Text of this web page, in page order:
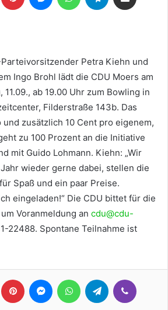
Petra Kiehn und
Ingo Brohl lädt die CDU Moers am
11.09., ab 19.00 Uhr zum Bowling in
Filderstraße 143b. Das
zusätzlich 10 Cent pro eigenem,
zu 100 Prozent an die Initiative
mit Guido Lohmann. Kiehn: „Wir
wieder gerne dabei, stellen die
Spaß und ein paar Preise.
eingeladen!“ Die CDU bittet für die
Voranmeldung an cdu@cdu-
22488. Spontane Teilnahme ist
LinkedIn Pinterest MessengerWhatsAppTelegram
Drucken